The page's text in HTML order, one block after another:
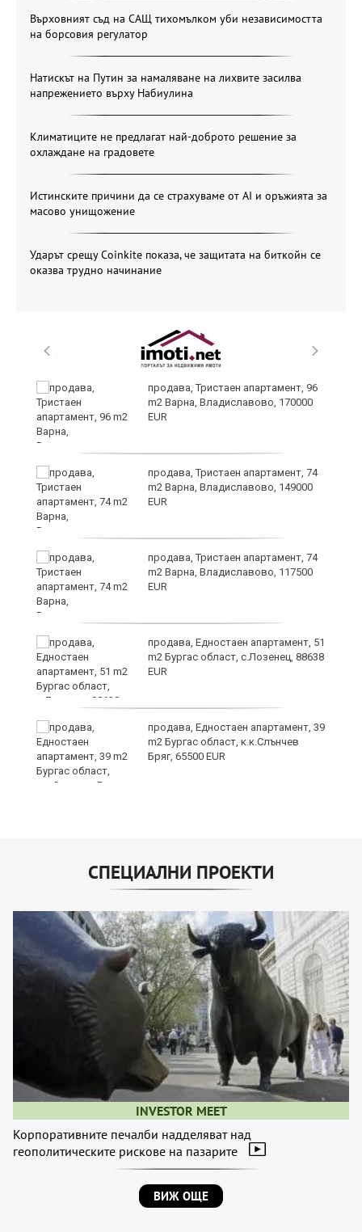
Върховният съд на САЩ тихомълком уби независимостта
на борсовия регулатор
Натискът на Путин за намаляване на лихвите засилва
напрежението върху Набиулина
Климатиците не предлагат най-доброто решение за
охлаждане на градовете
Истинските причини да се страхуваме от AI и оръжията за
масово унищожение
Ударът срещу Coinkite показа, че защитата на биткойн се
оказва трудно начинание
продава, Тристаен апартамент, 96
m2 Варна, Владиславово, 170000
EUR
продава, Тристаен апартамент, 74
m2 Варна, Владиславово, 149000
EUR
продава, Тристаен апартамент, 74
m2 Варна, Владиславово, 117500
EUR
продава, Едностаен апартамент, 51
m2 Бургас област, с.Лозенец, 88638
EUR
продава, Едностаен апартамент, 39
m2 Бургас област, к.к.Слънчев
Бряг, 65500 EUR
СПЕЦИАЛНИ ПРОЕКТИ
INVESTOR MEET
Корпоративните печалби надделяват над
геополитическите рискове на пазарите
ВИЖ ОЩЕ